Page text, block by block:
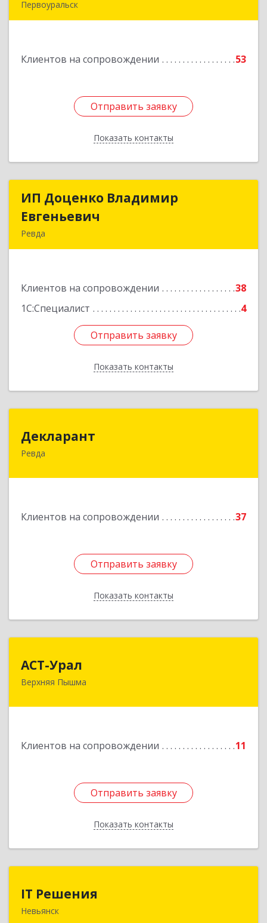
Первоуральск
Клиентов на сопровождении 53
Отправить заявку
Показать контакты
Отправить заявку
Назад
ИП Доценко Владимир
Евгеньевич
Ревда
Клиентов на сопровождении
38
1С:Специалист
4
Отправить заявку
Показать контакты
ИП Доценко Владимир
Подробнее
Отправить заявку
Назад
Декларант
Ревда
Клиентов на сопровождении 37
Отправить заявку
Показать контакты
623280, Свердловская обл, Ревда г, Азина ул,
Отправить заявку
Назад
АСТ-Урал
Верхняя Пышма
Клиентов на сопровождении 11
Отправить заявку
Показать контакты
624090, Свердловская обл, Верхняя Пышма г,
Отправить заявку
Назад
IT Решения
Невьянск